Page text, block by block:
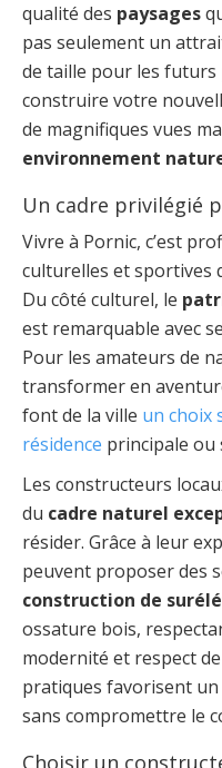
qualité des paysages
pas seulement un
de taille pour les
construire votre
de magnifiques vues
environnement
Un cadre privilégié
Vivre à Pornic, c’est
culturelles et sportives
Du côté culturel, le
est remarquable avec
Pour les amateurs de
transformer en
font de la ville un choix
résidence principale ou
Les constructeurs
du cadre naturel
résider. Grâce à leur
peuvent proposer des
construction de
ossature bois,
modernité et respect
pratiques favorisent
sans compromettre le